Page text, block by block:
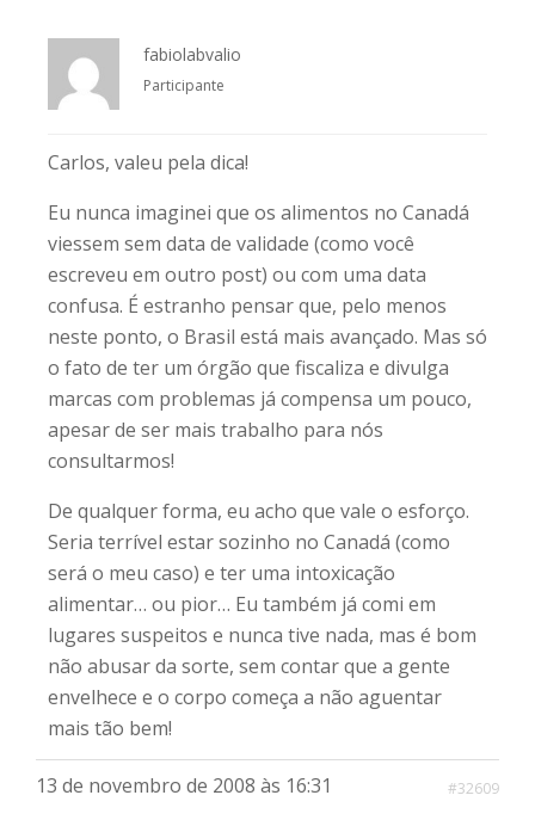
fabiolabvalio
Participante
Carlos, valeu pela dica!
Eu nunca imaginei que os alimentos no Canadá
viessem sem data de validade (como você
escreveu em outro post) ou com uma data
confusa. É estranho pensar que, pelo menos
neste ponto, o Brasil está mais avançado. Mas só
o fato de ter um órgão que fiscaliza e divulga
marcas com problemas já compensa um pouco,
apesar de ser mais trabalho para nós
consultarmos!
De qualquer forma, eu acho que vale o esforço.
Seria terrível estar sozinho no Canadá (como
será o meu caso) e ter uma intoxicação
alimentar… ou pior… Eu também já comi em
lugares suspeitos e nunca tive nada, mas é bom
não abusar da sorte, sem contar que a gente
envelhece e o corpo começa a não aguentar
mais tão bem!
13 de novembro de 2008 às 16:31 #32609